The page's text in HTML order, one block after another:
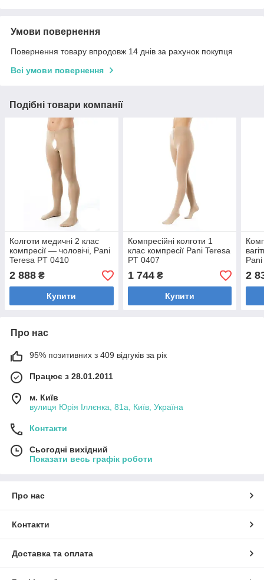
Умови повернення
Повернення товару впродовж 14 днів за рахунок покупця
Всі умови повернення
Подібні товари компанії
Колготи медичні 2 клас
компресії — чоловічі, Pani
Teresa PT 0410
2 888 ₴
Купити
Компресійні колготи 1
клас компресії Pani Teresa
PT 0407
1 744₴
Купити
2
Про нас
95% позитивних з 409 відгуків за рік
Працює з 28.01.2011
м. Київ
вулиця Юрія Іллєнка, 81а, Київ, Україна
Контакти
Сьогодні вихідний
Показати весь графік роботи
Про нас
Контакти
Доставка та оплата